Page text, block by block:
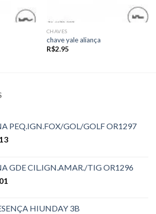
CHAVES
chave yale aliança
R$2.95
PEQ.IGN.FOX/GOL/GOLF OR1297
GDE CIL.IGN.AMAR./TIG OR1296
HIUNDAY 3B